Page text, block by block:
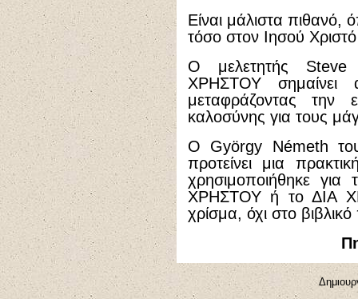
Είναι μάλιστα πιθανό,
τόσο στον Ιησού
Ο μελετητής Steve
ΧΡΗΣΤΟΥ σημαίνει
μεταφράζοντας
καλοσύνης για τους
Ο György Németh
προτείνει μια
χρησιμοποιήθηκε
ΧΡΗΣΤΟΥ ή το ΔΙΑ
χρίσμα, όχι στο